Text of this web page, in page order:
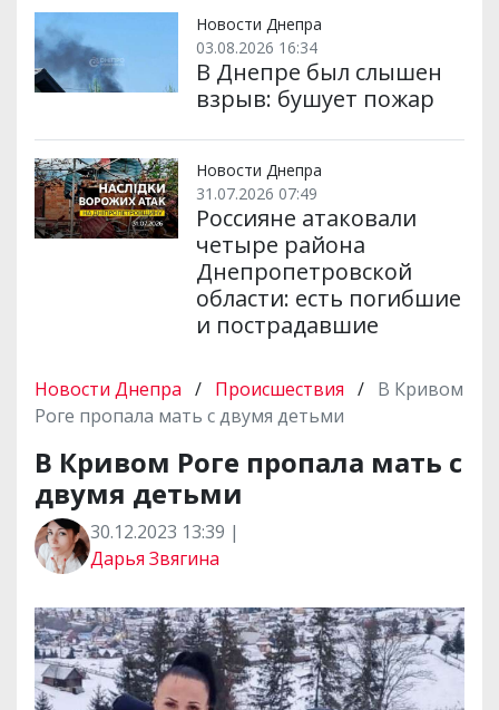
Новости Днепра
03.08.2026 16:34
В Днепре был слышен
взрыв: бушует пожар
Новости Днепра
31.07.2026 07:49
Россияне атаковали
четыре района
Днепропетровской
области: есть погибшие
и пострадавшие
Новости Днепра / Происшествия / В Кривом
Роге пропала мать с двумя детьми
В Кривом Роге пропала мать с
двумя детьми
30.12.2023 13:39 |
Дарья Звягина